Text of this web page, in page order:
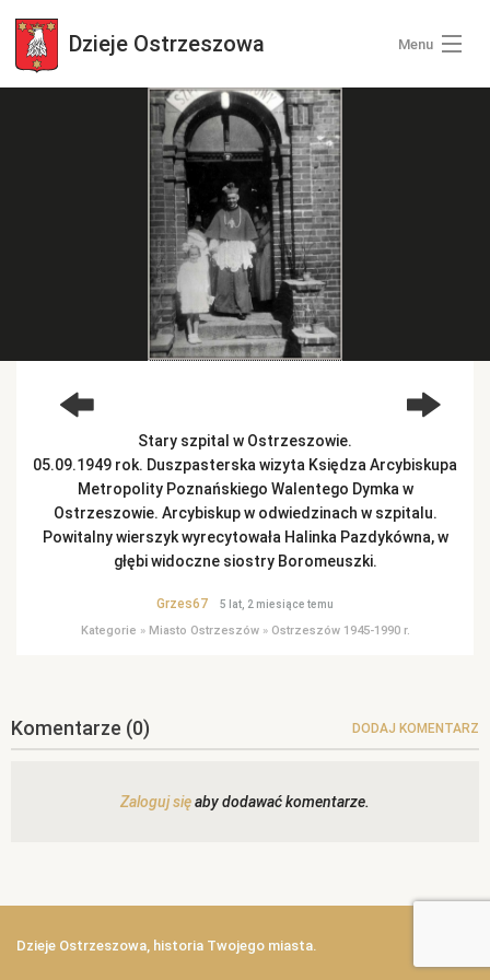
Dzieje Ostrzeszowa Menu
Wszystkie zdjęcia
Stary szpital w Ostrzeszowie.
05.09.1949 rok. Duszpasterska wizyta Księdza Arcybiskupa
Metropolity Poznańskiego Walentego Dymka w
Ostrzeszowie. Arcybiskup w odwiedzinach w szpitalu.
Powitalny wierszyk wyrecytowała Halinka Pazdykówna, w
głębi widoczne siostry Boromeuszki.
Grzes67 5 lat, 2 miesiące temu
Kategorie » Miasto Ostrzeszów» Ostrzeszów 1945-1990 r.
Komentarze (0) DODAJ KOMENTARZ
Zaloguj sięaby dodawać komentarze.
Dzieje Ostrzeszowa, historia Twojego miasta.